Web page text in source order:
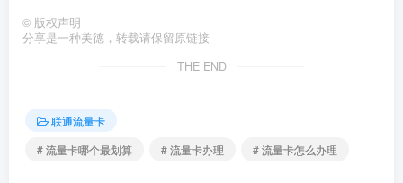
© 版权声明
分享是一种美德，转载请保留原链接
THE END
联通流量卡
# 流量卡哪个最划算
# 流量卡办理 # 流量卡怎么办理